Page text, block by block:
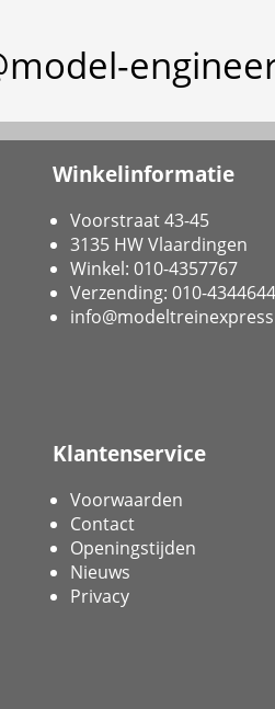
Winkelinformatie
Voorstraat 43-45
3135 HW Vlaardingen
Winkel: 010-4357767
Verzending: 010-4344644
Klantenservice
Voorwaarden
Contact
Openingstijden
Nieuws
Privacy